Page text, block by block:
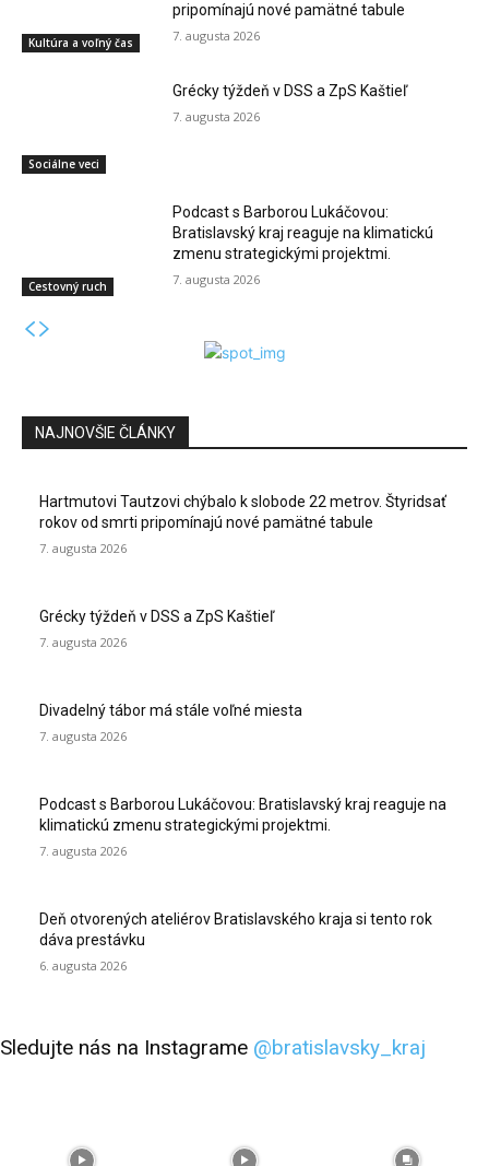
Kultúra a voľný čas
pripomínajú nové pamätné tabule
7. augusta 2026
Sociálne veci
Grécky týždeň v DSS a ZpS Kaštieľ
7. augusta 2026
Cestovný ruch
Podcast s Barborou Lukáčovou:
Bratislavský kraj reaguje na klimatickú
zmenu strategickými projektmi.
7. augusta 2026
NAJNOVŠIE ČLÁNKY
Hartmutovi Tautzovi chýbalo k slobode 22 metrov. Štyridsať
rokov od smrti pripomínajú nové pamätné tabule
7. augusta 2026
Grécky týždeň v DSS a ZpS Kaštieľ
7. augusta 2026
Divadelný tábor má stále voľné miesta
7. augusta 2026
Podcast s Barborou Lukáčovou: Bratislavský kraj reaguje na
klimatickú zmenu strategickými projektmi.
7. augusta 2026
Deň otvorených ateliérov Bratislavského kraja si tento rok
dáva prestávku
6. augusta 2026
Sledujte nás na Instagrame @bratislavsky_kraj